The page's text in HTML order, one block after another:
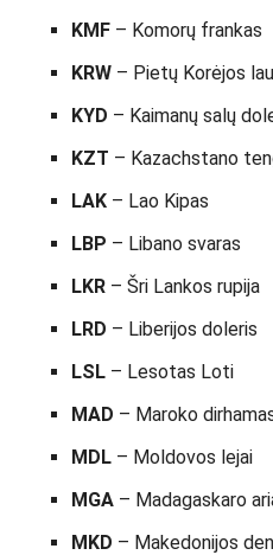
KMF – Komorų frankas
KRW – Pietų Korėjos
KYD – Kaimanų salų
KZT – Kazachstano
LAK – Lao Kipas
LBP – Libano svaras
LKR – Šri Lankos rupija
LRD – Liberijos doleris
LSL – Lesotas Loti
MAD – Maroko
MDL – Moldovos lejai
MGA – Madagaskaro
MKD – Makedonijos